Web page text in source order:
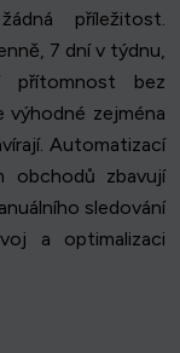
příležitost.
7 dní v týdnu,
přítomnost bez
zejména
Automatizací
obchodů zbavují
sledování
a optimalizaci